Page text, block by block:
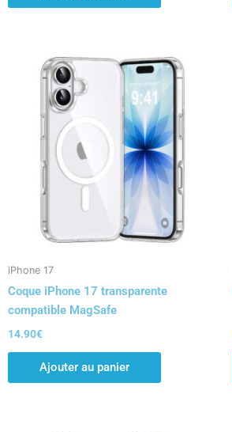
iPhone 17
Coque iPhone 17 transparente
compatible MagSafe
14.90€
Ajouter au panier